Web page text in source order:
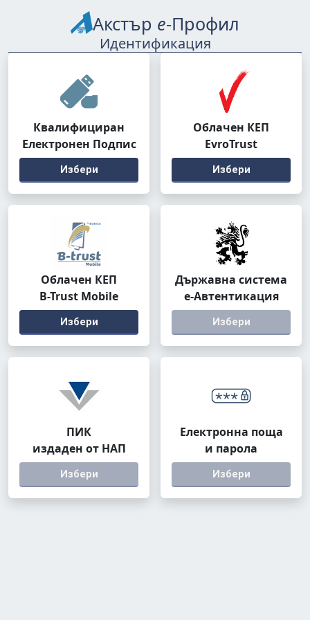
Акстър е-Профил
Идентификация
Квалифициран
Електронен Подпис
Избери
Облачен КЕП
EvroTrust
Избери
Облачен КЕП
B-Trust Mobile
Избери
Държавна система
е-Автентикация
Избери
ПИК
издаден от НАП
Избери
Електронна поща
и парола
Избери